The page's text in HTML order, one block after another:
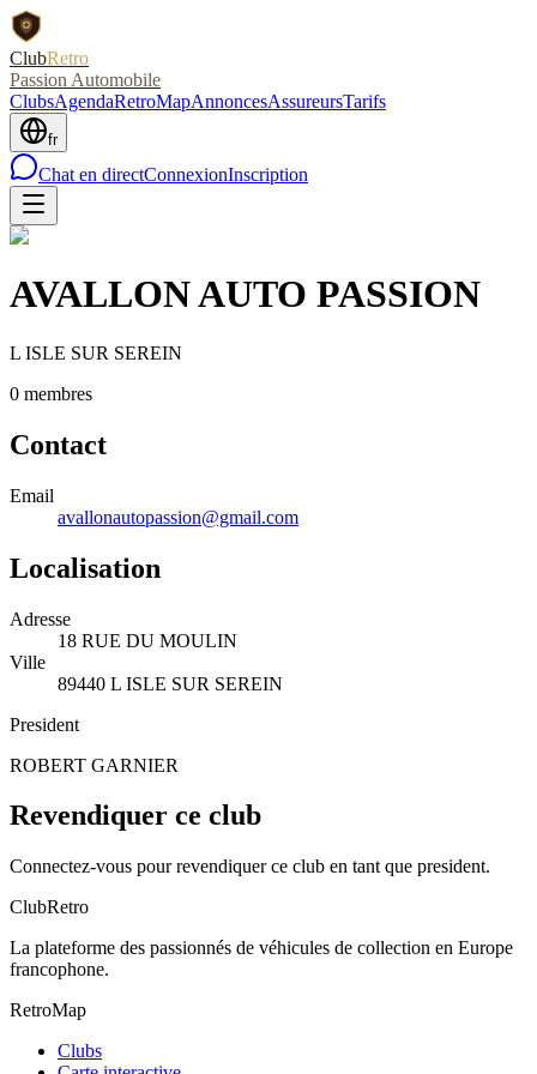
ClubRetro
Passion Automobile
ClubsAgendaRetroMapAnnoncesAssureursTarifs
fr
Chat en directConnexionInscription
AVALLON AUTO PASSION
L ISLE SUR SEREIN
0 membres
Contact
Email
avallonautopassion@gmail.com
Localisation
Adresse
18 RUE DU MOULIN
Ville
89440 L ISLE SUR SEREIN
President
ROBERT GARNIER
Revendiquer ce club
Connectez-vous pour revendiquer ce club en tant que president.
ClubRetro
La plateforme des passionnés de véhicules de collection en Europe
francophone.
RetroMap
Clubs